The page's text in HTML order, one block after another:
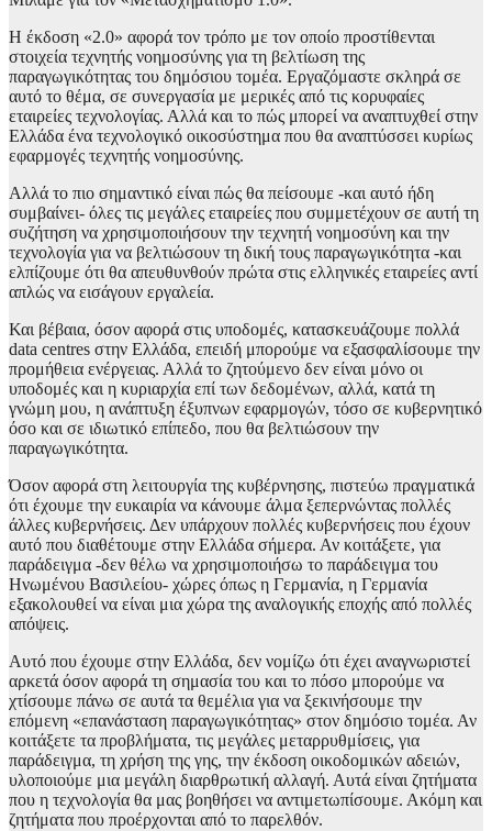
Η έκδοση «2.0» αφορά τον τρόπο με τον οποίο προστίθενται
στοιχεία τεχνητής νοημοσύνης για τη βελτίωση της
παραγωγικότητας του δημόσιου τομέα. Εργαζόμαστε σκληρά σε
αυτό το θέμα, σε συνεργασία με μερικές από τις κορυφαίες
εταιρείες τεχνολογίας. Αλλά και το πώς μπορεί να αναπτυχθεί στην
Ελλάδα ένα τεχνολογικό οικοσύστημα που θα αναπτύσσει κυρίως
εφαρμογές τεχνητής νοημοσύνης.
Αλλά το πιο σημαντικό είναι πώς θα πείσουμε -και αυτό ήδη
συμβαίνει- όλες τις μεγάλες εταιρείες που συμμετέχουν σε αυτή τη
συζήτηση να χρησιμοποιήσουν την τεχνητή νοημοσύνη και την
τεχνολογία για να βελτιώσουν τη δική τους παραγωγικότητα -και
ελπίζουμε ότι θα απευθυνθούν πρώτα στις ελληνικές εταιρείες αντί
απλώς να εισάγουν εργαλεία.
Και βέβαια, όσον αφορά στις υποδομές, κατασκευάζουμε πολλά
data centres στην Ελλάδα, επειδή μπορούμε να εξασφαλίσουμε την
προμήθεια ενέργειας. Αλλά το ζητούμενο δεν είναι μόνο οι
υποδομές και η κυριαρχία επί των δεδομένων, αλλά, κατά τη
γνώμη μου, η ανάπτυξη έξυπνων εφαρμογών, τόσο σε κυβερνητικό
όσο και σε ιδιωτικό επίπεδο, που θα βελτιώσουν την
παραγωγικότητα.
Όσον αφορά στη λειτουργία της κυβέρνησης, πιστεύω πραγματικά
ότι έχουμε την ευκαιρία να κάνουμε άλμα ξεπερνώντας πολλές
άλλες κυβερνήσεις. Δεν υπάρχουν πολλές κυβερνήσεις που έχουν
αυτό που διαθέτουμε στην Ελλάδα σήμερα. Αν κοιτάξετε, για
παράδειγμα -δεν θέλω να χρησιμοποιήσω το παράδειγμα του
Ηνωμένου Βασιλείου- χώρες όπως η Γερμανία, η Γερμανία
εξακολουθεί να είναι μια χώρα της αναλογικής εποχής από πολλές
απόψεις.
Αυτό που έχουμε στην Ελλάδα, δεν νομίζω ότι έχει αναγνωριστεί
αρκετά όσον αφορά τη σημασία του και το πόσο μπορούμε να
χτίσουμε πάνω σε αυτά τα θεμέλια για να ξεκινήσουμε την
επόμενη «επανάσταση παραγωγικότητας» στον δημόσιο τομέα. Αν
κοιτάξετε τα προβλήματα, τις μεγάλες μεταρρυθμίσεις, για
παράδειγμα, τη χρήση της γης, την έκδοση οικοδομικών αδειών,
υλοποιούμε μια μεγάλη διαρθρωτική αλλαγή. Αυτά είναι ζητήματα
που η τεχνολογία θα μας βοηθήσει να αντιμετωπίσουμε. Ακόμη και
ζητήματα που προέρχονται από το παρελθόν.